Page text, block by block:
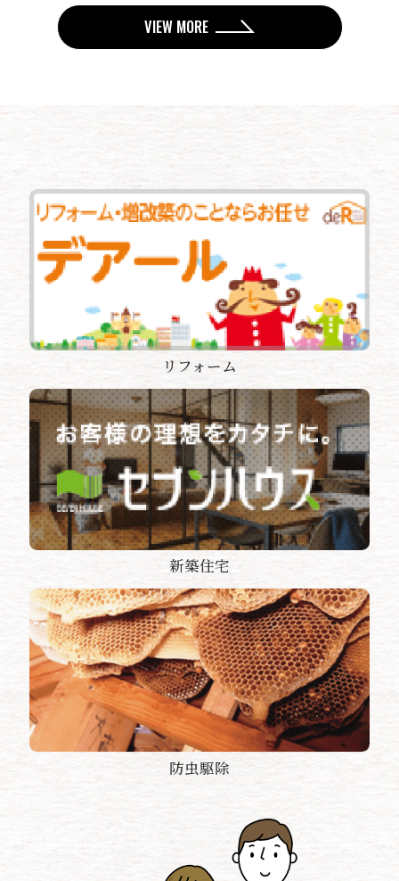
VIEW MORE
リフォーム
新築住宅
防虫駆除